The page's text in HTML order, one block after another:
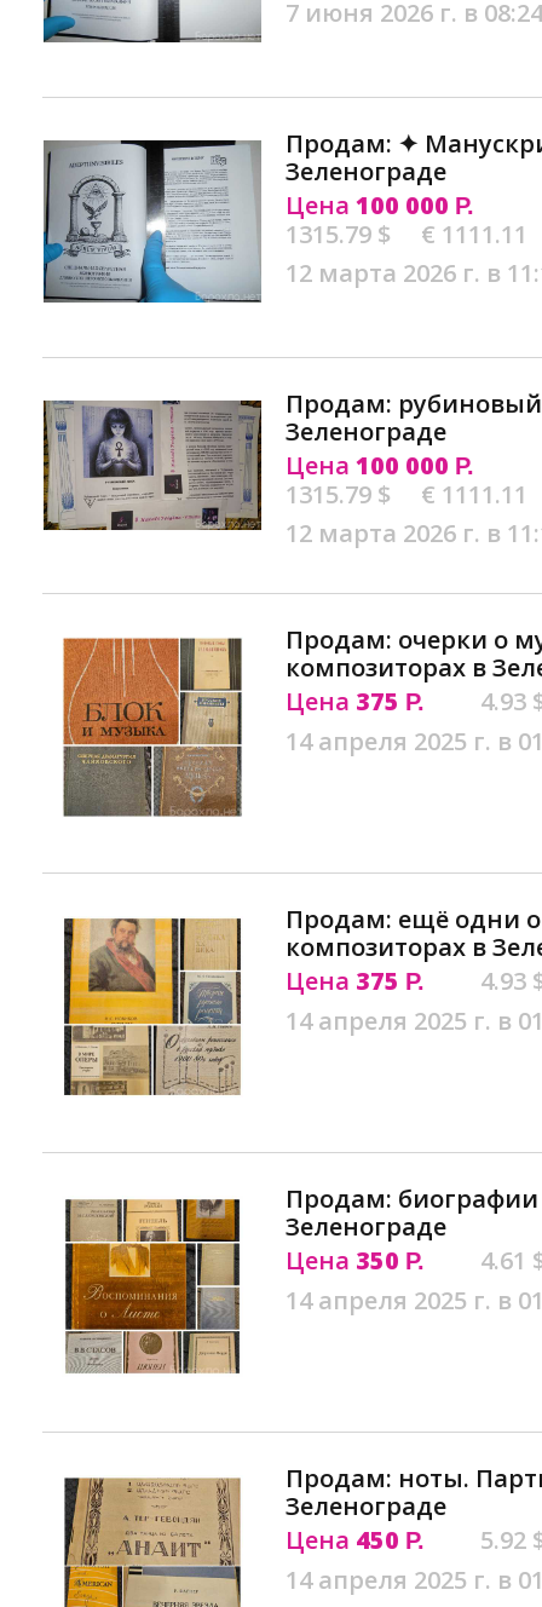
7 июня 2026 г. в 08:24
Продам: ✦
Зеленограде
Цена 100 000 Р.
1315.79 $
€ 1111.11
12 марта 2026 г. в
Продам:
Зеленограде
Цена 100 000 Р.
1315.79 $
€ 1111.11
12 марта 2026 г. в
Продам: очерки о
композиторах в
Цена 375 Р.
4.93
14 апреля 2025 г. в
Продам: ещё одни
композиторах в
Цена 375 Р.
4.93
14 апреля 2025 г. в
Продам:
Зеленограде
Цена 350 Р.
4.61
14 апреля 2025 г. в
Продам: ноты.
Зеленограде
Цена 450 Р.
5.92
14 апреля 2025 г. в